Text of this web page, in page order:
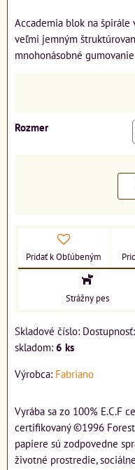
Accademia blok na špirále
veľmi jemným
mnohonásobné
Rozmer
Pridať k Obľúbeným
Strážny pes
Skladové číslo: Dostupnosť:
skladom: 6 ks
Výrobca: Fabriano
Vyrába sa zo 100% E.C.F
certifikovaný ©1996
papiere sú zodpovedne
životné prostredie,